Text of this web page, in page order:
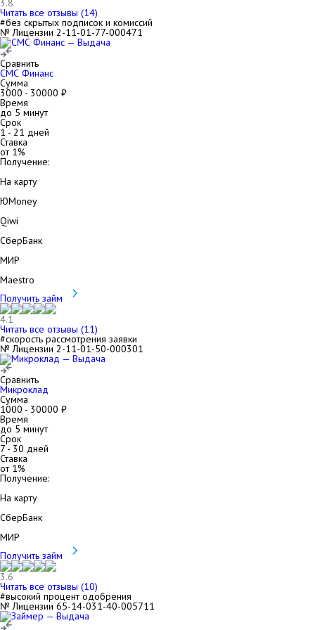
3.8
Читать все отзывы (14)
#без скрытых подписок и комиссий
№ Лицензии 2-11-01-77-000471
Сравнить
СМС Финанс
Сумма
3000 - 30000 ₽
Время
до 5 минут
Срок
1- 21 дней
Ставка
от 1%
Получение:
На карту
ЮMoney
Qiwi
СберБанк
МИР
Maestro
Получить займ
4.1
Читать все отзывы (11)
#скорость рассмотрения заявки
№ Лицензии 2-11-01-50-000301
Сравнить
Микроклад
Сумма
1000 - 30000 ₽
Время
до 5 минут
Срок
7- 30 дней
Ставка
от 1%
Получение:
На карту
СберБанк
МИР
Получить займ
3.6
Читать все отзывы (10)
#высокий процент одобрения
№ Лицензии 65-14-031-40-005711